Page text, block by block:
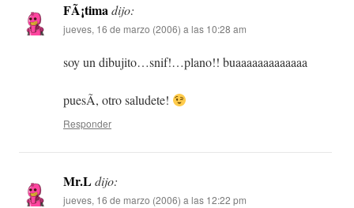
FÃ¡timadijo:
jueves, 16 de marzo (2006) a las 10:28 am
soy un dibujito…snif!…plano!! buaaaaaaaaaaaaa
puesÃ­, otro saludete!
Responder
Mr.Ldijo:
jueves, 16 de marzo (2006) a las 12:22 pm